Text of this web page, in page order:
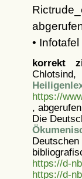
• Infotafel
korrekt
https://
,
Die
https://d-
https://d-